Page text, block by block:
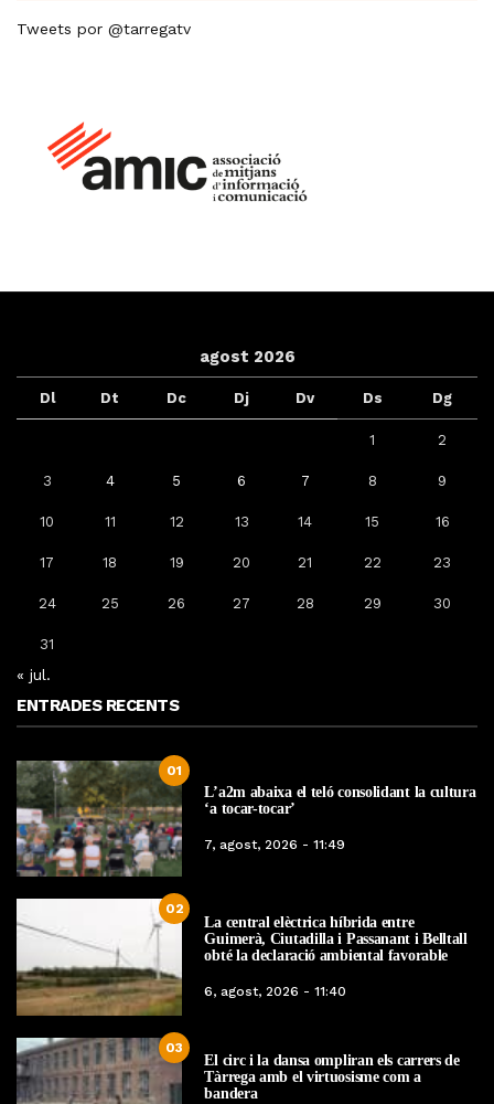
Tweets por @tarregatv
agost 2026
Dl Dt Dc Dj Dv Ds Dg
1 2
3 4 5 6 7 8 9
10 11 12 13 14 15 16
17 18 19 20 21 22 23
24 25 26 27 28 29 30
31
« jul.
ENTRADES RECENTS
01
L’a2m abaixa el teló consolidant la cultura
‘a tocar-tocar’
7, agost, 2026 - 11:49
02
La central elèctrica híbrida entre
Guimerà, Ciutadilla i Passanant i Belltall
obté la declaració ambiental favorable
6, agost, 2026 - 11:40
03
El circ i la dansa ompliran els carrers de
Tàrrega amb el virtuosisme com a
bandera